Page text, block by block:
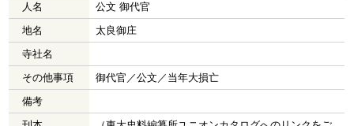
人名
公文 御代官
地名
太良御庄
寺社名
その他事項
御代官／公文／当年大損亡
備考